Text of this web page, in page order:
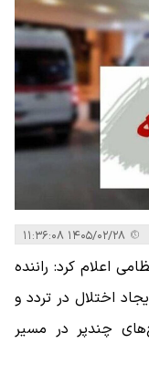
اعلام کرد: راننده
اختلال در تردد و
چندپر در مسیر